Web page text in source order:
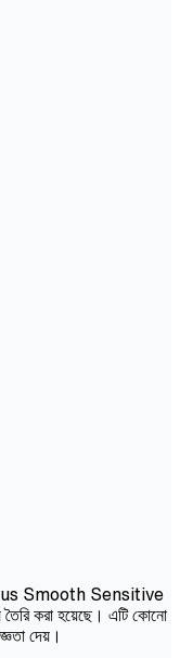
Smooth Sensitive
তৈরি করা হয়েছে। এটি কোনো
দেয়।